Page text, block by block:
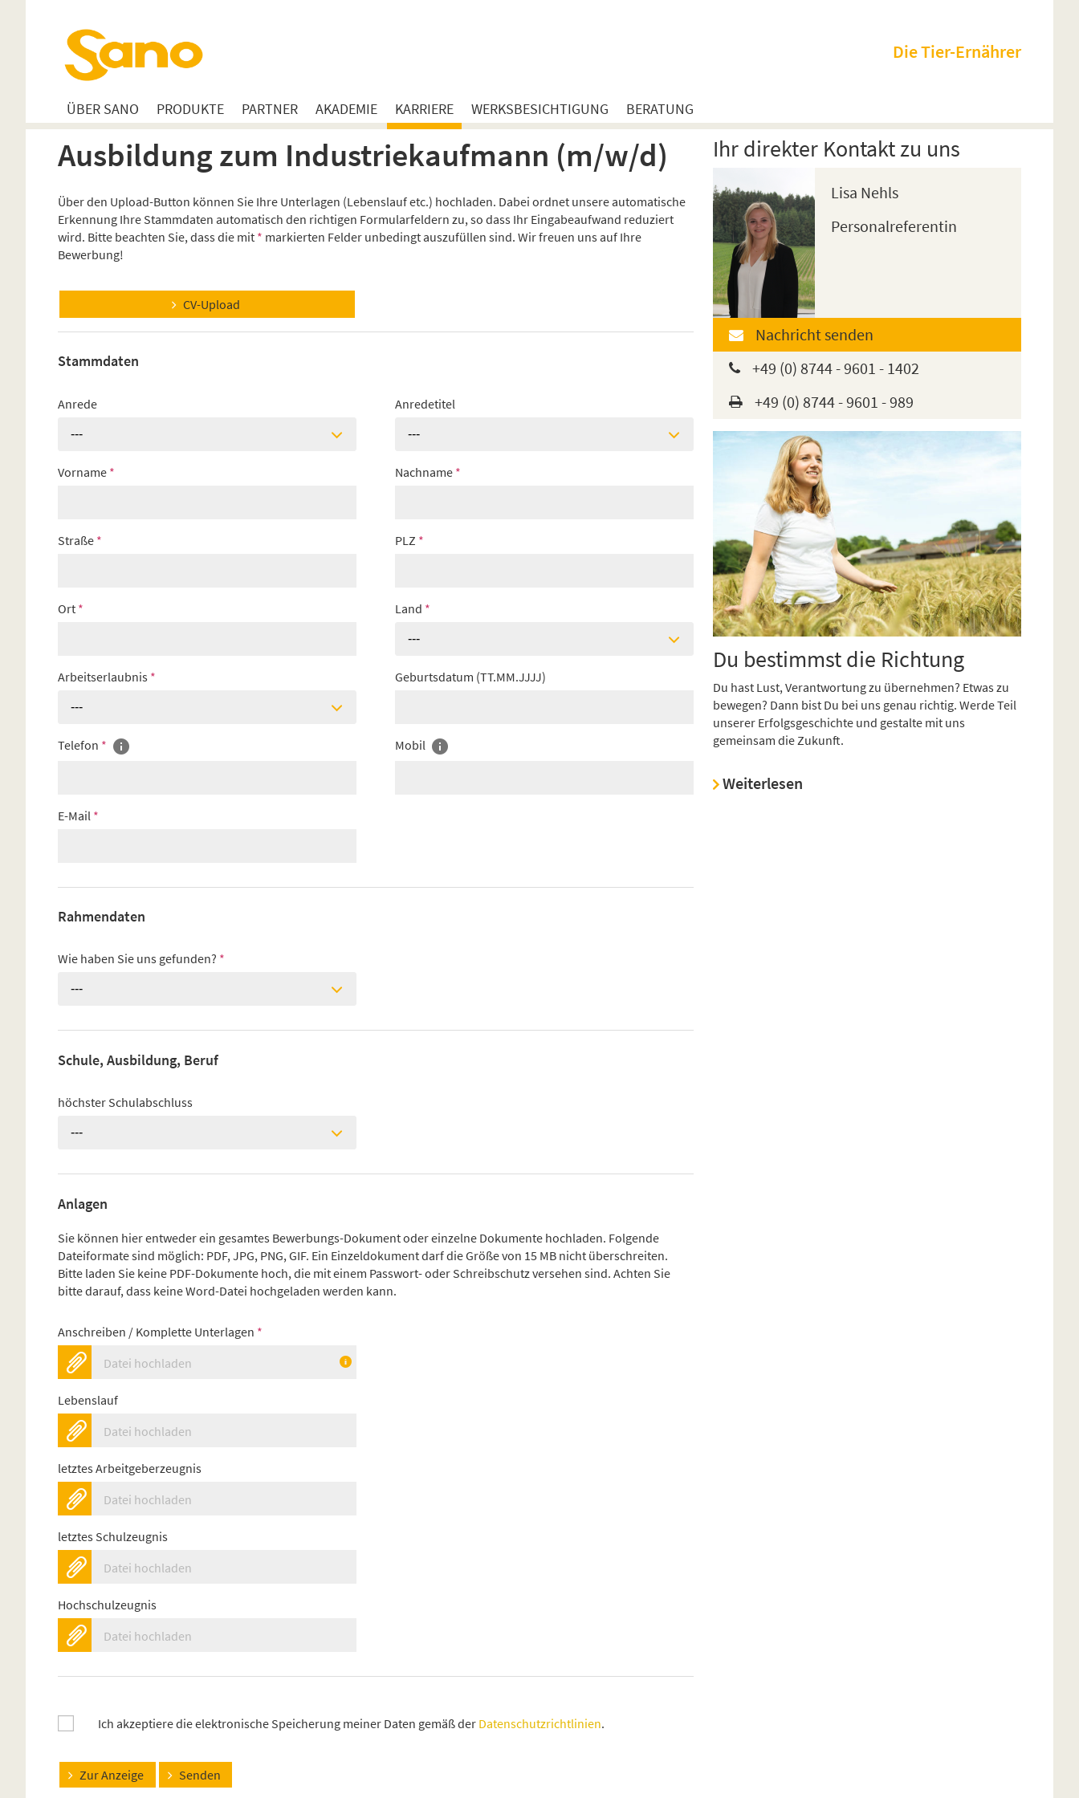
Die Tier-Ernährer
ÜBER SANO PRODUKTE PARTNER AKADEMIE KARRIERE WERKSBESICHTIGUNG BERATUNG
Ausbildung zum Industriekaufmann (m/w/d)
Über den Upload-Button können Sie Ihre Unterlagen (Lebenslauf etc.) hochladen. Dabei ordnet unsere automatische
Erkennung Ihre Stammdaten automatisch den richtigen Formularfeldern zu, so dass Ihr Eingabeaufwand reduziert
wird. Bitte beachten Sie, dass die mit * markierten Felder unbedingt auszufüllen sind. Wir freuen uns auf Ihre
Bewerbung!
CV-Upload
Stammdaten
Anrede
---
Anredetitel
---
Vorname * Nachname *
Straße * PLZ *
Ort * Land *
---
Arbeitserlaubnis *
---
Geburtsdatum (TT.MM.JJJJ)
Telefon * Mobil
E-Mail *
Rahmendaten
Wie haben Sie uns gefunden? *
---
Schule, Ausbildung, Beruf
höchster Schulabschluss
---
Anlagen
Sie können hier entweder ein gesamtes Bewerbungs-Dokument oder einzelne Dokumente hochladen. Folgende
Dateiformate sind möglich: PDF, JPG, PNG, GIF. Ein Einzeldokument darf die Größe von 15 MB nicht überschreiten.
Bitte laden Sie keine PDF-Dokumente hoch, die mit einem Passwort- oder Schreibschutz versehen sind. Achten Sie
bitte darauf, dass keine Word-Datei hochgeladen werden kann.
Anschreiben / Komplette Unterlagen *
Datei hochladen
Lebenslauf
Datei hochladen
letztes Arbeitgeberzeugnis
Datei hochladen
letztes Schulzeugnis
Datei hochladen
Hochschulzeugnis
Datei hochladen
Ich akzeptiere die elektronische Speicherung meiner Daten gemäß der Datenschutzrichtlinien.
Zur Anzeige Senden
Ihr direkter Kontakt zu uns
Lisa Nehls
Personalreferentin
Nachricht senden
+49 (0) 8744 - 9601 - 1402
+49 (0) 8744 - 9601 - 989
Du bestimmst die Richtung
Du hast Lust, Verantwortung zu übernehmen? Etwas zu
bewegen? Dann bist Du bei uns genau richtig. Werde Teil
unserer Erfolgsgeschichte und gestalte mit uns
gemeinsam die Zukunft.
Weiterlesen